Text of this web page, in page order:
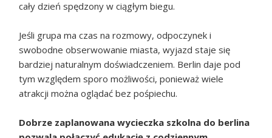
cały dzień spędzony w ciągłym biegu.
Jeśli grupa ma czas na rozmowy, odpoczynek i
swobodne obserwowanie miasta, wyjazd staje się
bardziej naturalnym doświadczeniem. Berlin daje pod
tym względem sporo możliwości, ponieważ wiele
atrakcji można oglądać bez pośpiechu.
Dobrze zaplanowana wycieczka szkolna do berlina